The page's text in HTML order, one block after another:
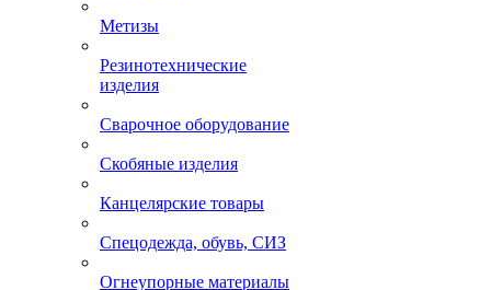
Метизы
Резинотехнические
изделия
Сварочное оборудование
Скобяные изделия
Канцелярские товары
Спецодежда, обувь, СИЗ
Огнеупорные материалы